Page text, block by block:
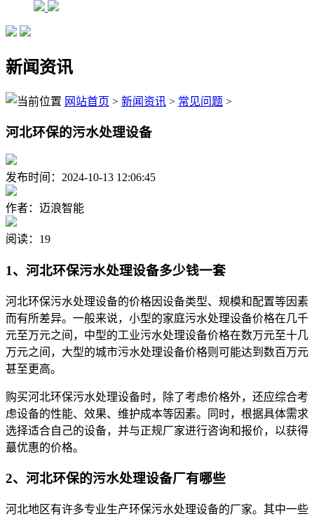
新闻资讯
网站首页 > 新闻资讯 > 常见问题 >
河北环保的污水处理设备
发布时间：2024-10-13 12:06:45
作者：迈浪智能
阅读：19
1、河北环保污水处理设备多少钱一套
河北环保污水处理设备的价格因设备类型、规模和配置等因素
而有所差异。一般来说，小型的家庭污水处理设备价格在几千
元至万元之间，中型的工业污水处理设备价格在数万元至十几
万元之间，大型的城市污水处理设备价格则可能达到数百万元
甚至更高。
购买河北环保污水处理设备时，除了考虑价格外，还应综合考
虑设备的性能、效果、维护成本等因素。同时，根据具体需求
选择适合自己的设备，并与正规厂家进行咨询和报价，以获得
蕞优惠的价格。
2、河北环保的污水处理设备厂有哪些
河北地区有许多专业生产环保污水处理设备的厂家。其中一些